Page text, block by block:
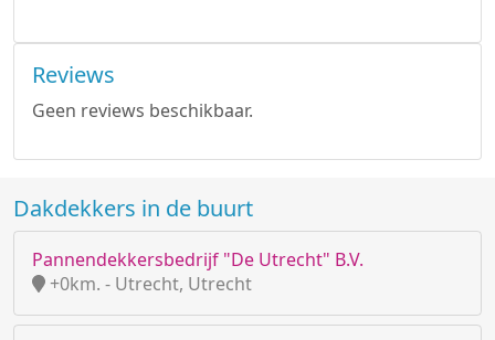
Reviews
Geen reviews beschikbaar.
Dakdekkers in de buurt
Pannendekkersbedrijf "De Utrecht" B.V.
+0km. - Utrecht, Utrecht